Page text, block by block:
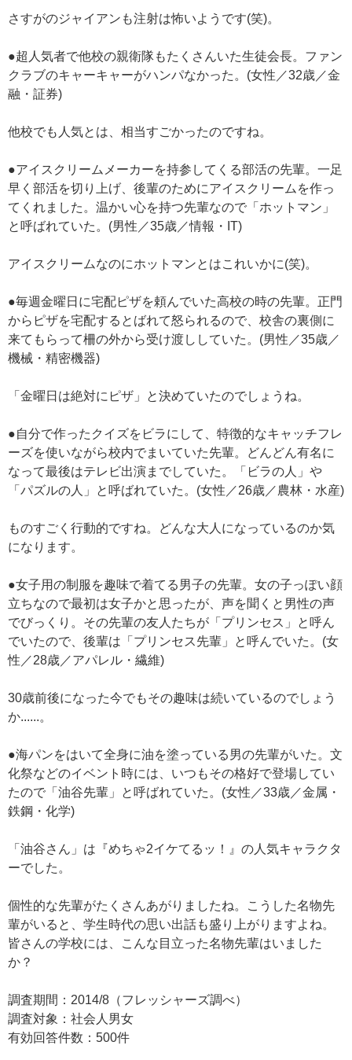
さすがのジャイアンも注射は怖いようです(笑)。
●超人気者で他校の親衛隊もたくさんいた生徒会長。ファン
クラブのキャーキャーがハンパなかった。(女性／32歳／金
融・証券)
他校でも人気とは、相当すごかったのですね。
●アイスクリームメーカーを持参してくる部活の先輩。一足
早く部活を切り上げ、後輩のためにアイスクリームを作っ
てくれました。温かい心を持つ先輩なので「ホットマン」
と呼ばれていた。(男性／35歳／情報・IT)
アイスクリームなのにホットマンとはこれいかに(笑)。
●毎週金曜日に宅配ピザを頼んでいた高校の時の先輩。正門
からピザを宅配するとばれて怒られるので、校舎の裏側に
来てもらって柵の外から受け渡ししていた。(男性／35歳／
機械・精密機器)
「金曜日は絶対にピザ」と決めていたのでしょうね。
●自分で作ったクイズをビラにして、特徴的なキャッチフレ
ーズを使いながら校内でまいていた先輩。どんどん有名に
なって最後はテレビ出演までしていた。「ビラの人」や
「パズルの人」と呼ばれていた。(女性／26歳／農林・水産)
ものすごく行動的ですね。どんな大人になっているのか気
になります。
●女子用の制服を趣味で着てる男子の先輩。女の子っぽい顔
立ちなので最初は女子かと思ったが、声を聞くと男性の声
でびっくり。その先輩の友人たちが「プリンセス」と呼ん
でいたので、後輩は「プリンセス先輩」と呼んでいた。(女
性／28歳／アパレル・繊維)
30歳前後になった今でもその趣味は続いているのでしょう
か......。
●海パンをはいて全身に油を塗っている男の先輩がいた。文
化祭などのイベント時には、いつもその格好で登場してい
たので「油谷先輩」と呼ばれていた。(女性／33歳／金属・
鉄鋼・化学)
「油谷さん」は『めちゃ2イケてるッ！』の人気キャラクタ
ーでした。
個性的な先輩がたくさんあがりましたね。こうした名物先
輩がいると、学生時代の思い出話も盛り上がりますよね。
皆さんの学校には、こんな目立った名物先輩はいました
か？
調査期間：2014/8（フレッシャーズ調べ）
調査対象：社会人男女
有効回答件数：500件